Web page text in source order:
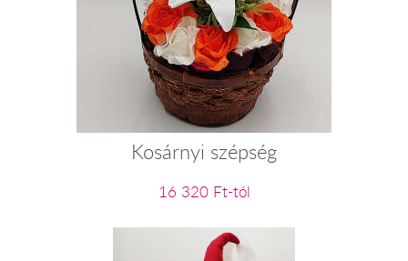
Kosárnyi szépség
16 320 Ft-tól